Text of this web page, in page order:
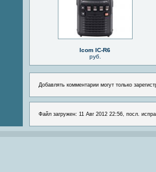
Icom IC-R6
руб.
Добавлять комментарии могут только
Файл загружен: 11 Авг 2012 22:56, посл.